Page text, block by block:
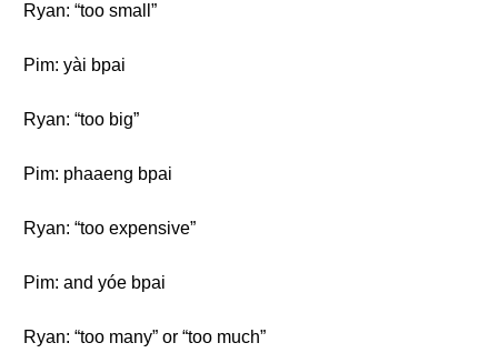
Ryan: “too small”
Pim: yài bpai
Ryan: “too big”
Pim: phaaeng bpai
Ryan: “too expensive”
Pim: and yóe bpai
Ryan: “too many” or “too much”